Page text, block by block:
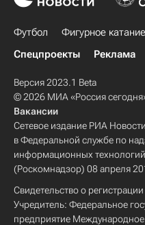
Футбол Фигурное катание
Спецпроекты
Реклама
Версия 2023.1 Beta
© 2026 МИА «Россия
Вакансии
Сетевое издание РИА
в Федеральной службе по
информационных
(Роскомнадзор) 08 апреля
Свидетельство о
Учредитель: Федеральное
предприятие